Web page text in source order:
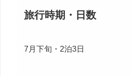
旅行時期・日数
7月下旬・2泊3日